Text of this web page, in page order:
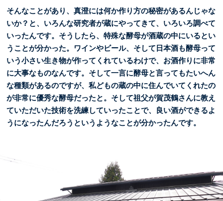
そんなことがあり、真澄には何か作り方の秘密があるんじゃな
いか？と、いろんな研究者が蔵にやってきて、いろいろ調べて
いったんです。そうしたら、特殊な酵母が酒蔵の中にいるとい
うことが分かった。ワインやビール、そして日本酒も酵母って
いう小さい生き物が作ってくれているわけで、お酒作りに非常
に大事なものなんです。そして一言に酵母と言ってもたいへん
な種類があるのですが、私どもの蔵の中に住んでいてくれたの
が非常に優秀な酵母だったと。そして祖父が賀茂鶴さんに教え
ていただいた技術を洗練していったことで、良い酒ができるよ
うになったんだろうというようなことが分かったんです。